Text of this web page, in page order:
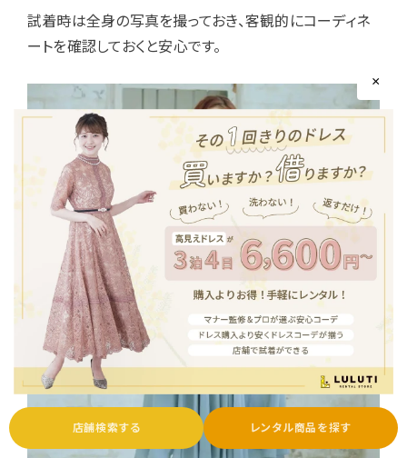
試着時は全身の写真を撮っておき、客観的にコーディネ
ートを確認しておくと安心です。
店舗検索する レンタル商品を探す
×